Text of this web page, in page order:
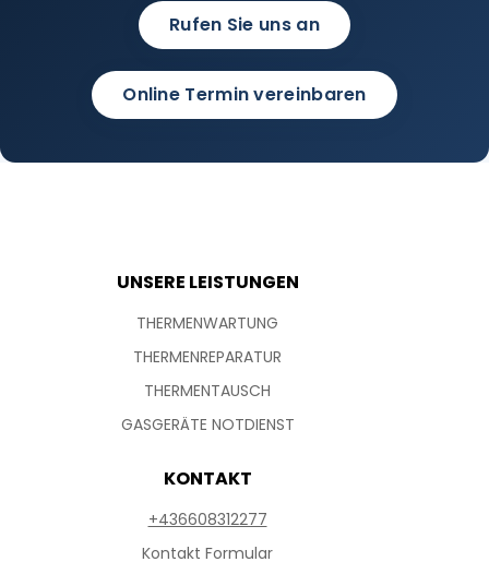
Rufen Sie uns an
Online Termin vereinbaren
UNSERE LEISTUNGEN
THERMENWARTUNG
THERMENREPARATUR
THERMENTAUSCH
GASGERÄTE NOTDIENST
KONTAKT
+436608312277
Kontakt Formular